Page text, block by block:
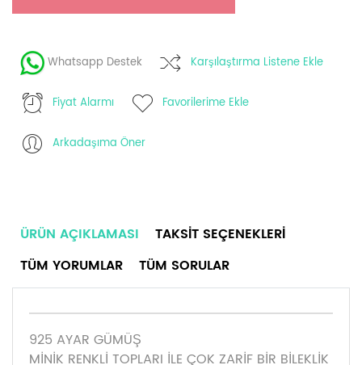
Whatsapp Destek Karşılaştırma Listene Ekle
Fiyat Alarmı Favorilerime Ekle
Arkadaşıma Öner
ÜRÜN AÇIKLAMASI
TAKSIT SEÇENEKLERI
TÜM YORUMLAR
TÜM SORULAR
925 AYAR GÜMÜŞ
MİNİK RENKLİ TOPLARI İLE ÇOK ZARİF BİR BİLEKLİK